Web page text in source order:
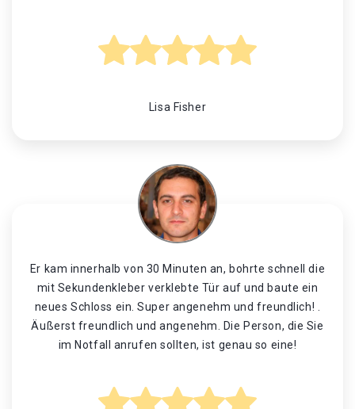
Lisa Fisher
Er kam innerhalb von 30 Minuten an, bohrte schnell die
mit Sekundenkleber verklebte Tür auf und baute ein
neues Schloss ein. Super angenehm und freundlich! .
Äußerst freundlich und angenehm. Die Person, die Sie
im Notfall anrufen sollten, ist genau so eine!